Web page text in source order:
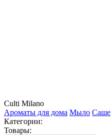
Culti Milano
Ароматы для дома Мыло Саше
Категории:
Товары: